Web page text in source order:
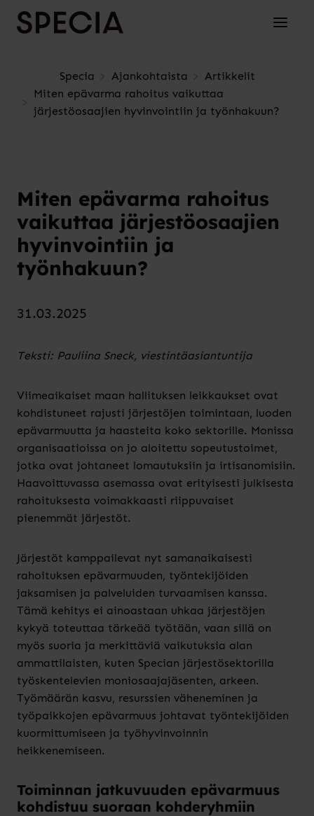
Siirry sisältöön Avaa/
Specia Ajankohtaista
Artikkelit
Miten epävarma rahoitus vaikuttaa
järjestöosaajien hyvinvointiin ja työnhakuun?
Miten epävarma rahoitus
vaikuttaa järjestöosaajien
hyvinvointiin ja
työnhakuun?
31.03.2025
Teksti: Pauliina Sneck, viestintäasiantuntija
Viimeaikaiset maan hallituksen leikkaukset ovat
kohdistuneet rajusti järjestöjen toimintaan, luoden
epävarmuutta ja haasteita koko sektorille. Monissa
organisaatioissa on jo aloitettu sopeutustoimet,
jotka ovat johtaneet lomautuksiin ja irtisanomisiin.
Haavoittuvassa asemassa ovat erityisesti julkisesta
rahoituksesta voimakkaasti riippuvaiset
pienemmät järjestöt.
Järjestöt kamppailevat nyt samanaikaisesti
rahoituksen epävarmuuden, työntekijöiden
jaksamisen ja palveluiden turvaamisen kanssa.
Tämä kehitys ei ainoastaan uhkaa järjestöjen
kykyä toteuttaa tärkeää työtään, vaan sillä on
myös suoria ja merkittäviä vaikutuksia alan
ammattilaisten, kuten Specian järjestösektorilla
työskentelevien moniosaajajäsenten, arkeen.
Työmäärän kasvu, resurssien väheneminen ja
työpaikkojen epävarmuus johtavat työntekijöiden
kuormittumiseen ja työhyvinvoinnin
heikkenemiseen.
Toiminnan jatkuvuuden epävarmuus
kohdistuu suoraan kohderyhmiin